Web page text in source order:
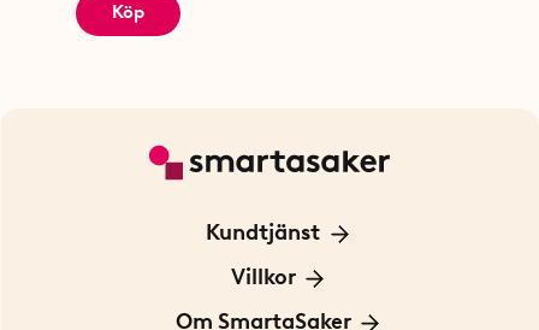
Köp
Kundtjänst
Kontakta oss
För Företag
Villkor
Frakt och leverans
Om SmartaSaker